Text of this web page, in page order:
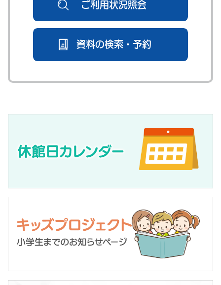
資料の検索・予約
ご利用状況照会